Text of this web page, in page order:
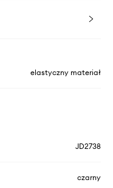
elastyczny materiał
JD2738
czarny